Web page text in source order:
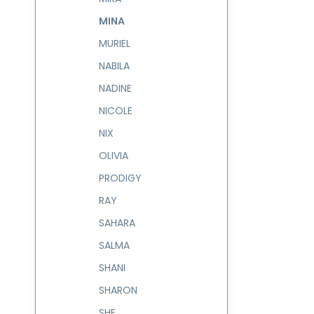
MINA
MURIEL
NABILA
NADINE
NICOLE
NIX
OLIVIA
PRODIGY
RAY
SAHARA
SALMA
SHANI
SHARON